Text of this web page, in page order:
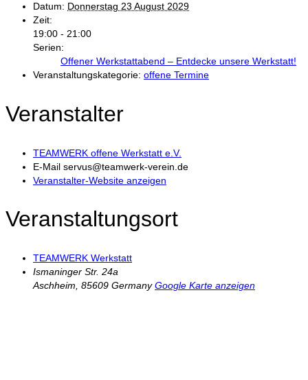
Datum: Donnerstag 23 August 2029
Zeit:
19:00 - 21:00
Serien:
Offener Werkstattabend – Entdecke unsere Werkstatt!
Veranstaltungskategorie: offene Termine
Veranstalter
TEAMWERK offene Werkstatt e.V.
E-Mail servus@teamwerk-verein.de
Veranstalter-Website anzeigen
Veranstaltungsort
TEAMWERK Werkstatt
Ismaninger Str. 24a
Aschheim 85609 Germany Google Karte anzeigen